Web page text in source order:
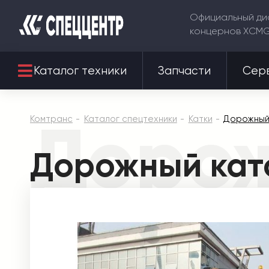
Официальный
концернов
Каталог техники Запчасти
Комтранс Каталог спецтехники Катки Дорожный
Дорожный